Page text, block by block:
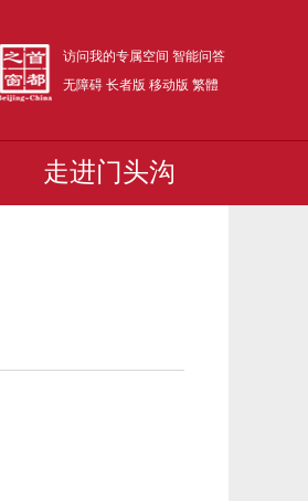
访问我的专属空间 智能问答
无障碍 长者版 移动版 繁體
走进门头沟